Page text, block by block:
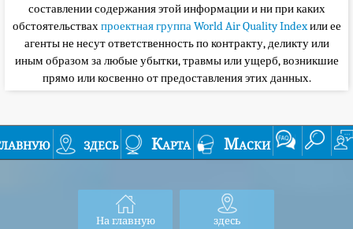
составлении содержания этой информации и ни при каких
обстоятельствахпроектная группа World Air Quality Indexили ее
агенты не несут ответственность по контракту, деликту или
иным образом за любые убытки, травмы или ущерб, возникшие
прямо или косвенно от предоставления этих данных.
здесь Карта Маски
На главную здесь